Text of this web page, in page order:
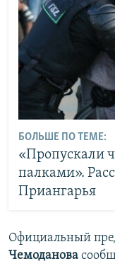
БОЛЬШЕ ПО ТЕМЕ:
«Пропускали
палками».
Приангарья
Официальный
Чемоданова